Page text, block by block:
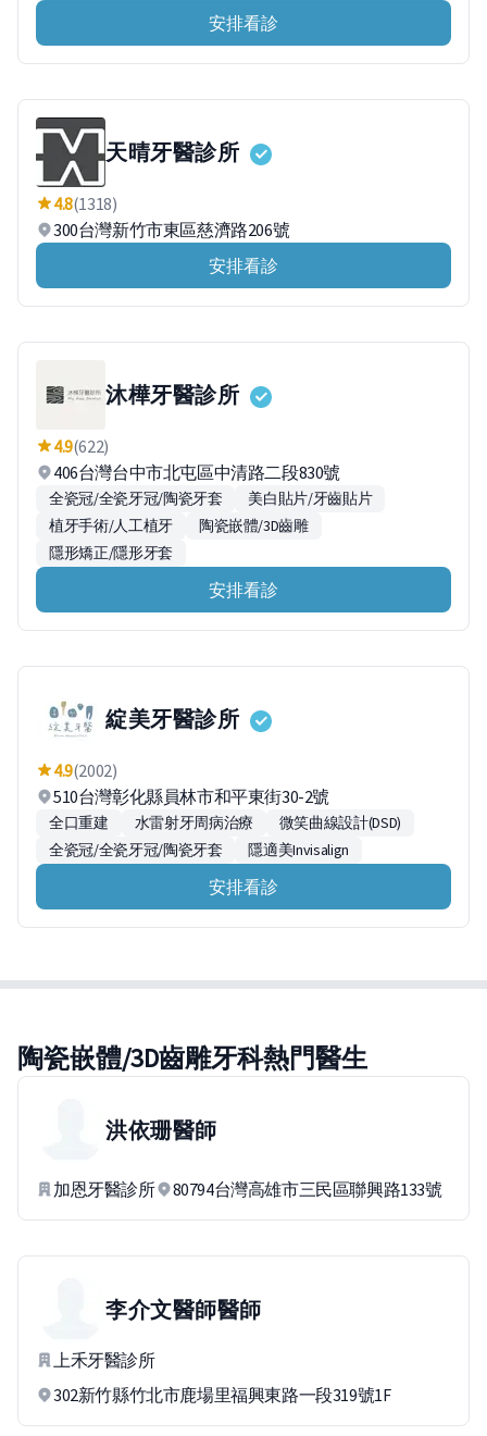
安排看診
天晴牙醫診所
4.8(1318)
300台灣新竹市東區慈濟路206號
安排看診
沐樺牙醫診所
4.9(622)
406台灣台中市北屯區中清路二段830號
全瓷冠/全瓷牙冠/陶瓷牙套
美白貼片/牙齒貼片
植牙手術/人工植牙
陶瓷嵌體/3D齒雕
隱形矯正/隱形牙套
安排看診
綻美牙醫診所
4.9(2002)
510台灣彰化縣員林市和平東街30-2號
全口重建 水雷射牙周病治療
微笑曲線設計(DSD)
全瓷冠/全瓷牙冠/陶瓷牙套
隱適美Invisalign
安排看診
陶瓷嵌體/3D齒雕牙科熱門醫生
洪依珊醫師
加恩牙醫診所 80794台灣高雄市三民區聯興路133號
李介文醫師醫師
上禾牙醫診所
302新竹縣竹北市鹿場里福興東路一段319號1F